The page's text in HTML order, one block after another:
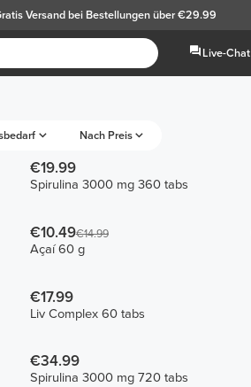
Versandbei Bestellungen über €29.99
Live-Chat
Nach Preis
€19.99
Spirulina 3000 mg 360 tabs
€10.49€14.99
Açaí 60 g
€17.99
Liv Complex 60 tabs
€34.99
Spirulina 3000 mg 720 tabs